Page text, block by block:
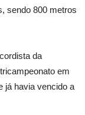
sendo 800 metros
da
em
já havia vencido a